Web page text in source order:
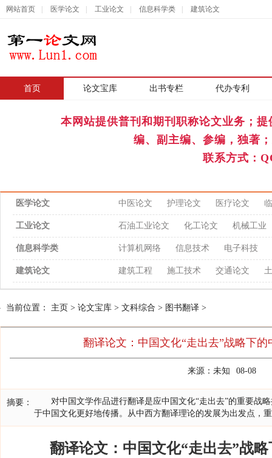
网站首页 医学论文 工业论文 信息科学类 建筑论文
首页 论文宝库 出书专栏 代办专利
本网站提供普刊和期刊职称论文业务；
编、副主编、参编，独著
联系方式：
医学论文 中医论文 护理论文 医疗论文
工业论文 石油工业论文 化工论文 机械工业
信息科学类 计算机网络 信息技术 电子科技
建筑论文 建筑工程 施工技术 交通论文
当前位置： 主页 > 论文宝库 > 文科综合 > 图书翻译 >
翻译论文：中国文化“走出去”战略下
来源：未知 08-08
摘要：
对中国文学作品进行翻译是应中国文化“走出去”的重要战略
于中国文化更好地传播。从中西方翻译理论的发展为出发点，
翻译论文：中国文化“走出去”战